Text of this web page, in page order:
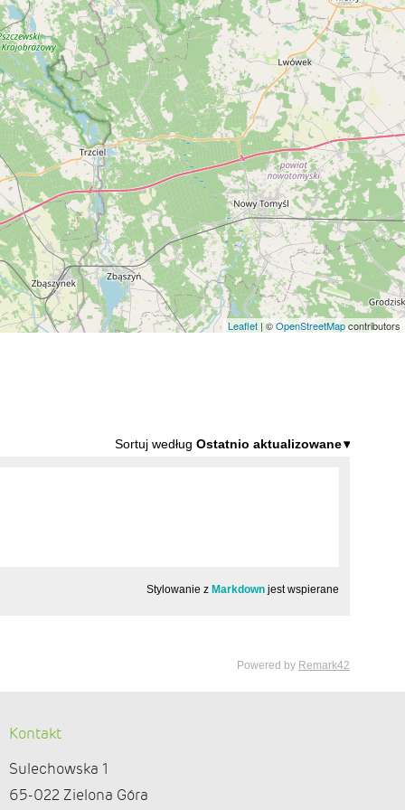
Leaflet | ©OpenStreetMapcontributors
Kontakt
Sulechowska 1
65-022 Zielona Góra